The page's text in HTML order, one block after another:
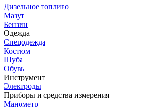
Дизельное топливо
Мазут
Бензин
Одежда
Спецодежда
Костюм
Шуба
Обувь
Инструмент
Электроды
Приборы и средства измерения
Манометр